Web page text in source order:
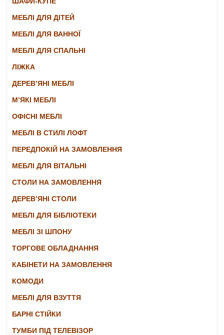
МЕБЛІ ДЛЯ ДІТЕЙ
МЕБЛІ ДЛЯ ВАННОЇ
МЕБЛІ ДЛЯ СПАЛЬНІ
ЛІЖКА
ДЕРЕВ’ЯНІ МЕБЛІ
М’ЯКІ МЕБЛІ
ОФІСНІ МЕБЛІ
МЕБЛІ В СТИЛІ ЛОФТ
ПЕРЕДПОКІЙ НА ЗАМОВЛЕННЯ
МЕБЛІ ДЛЯ ВІТАЛЬНІ
СТОЛИ НА ЗАМОВЛЕННЯ
ДЕРЕВ’ЯНІ СТОЛИ
МЕБЛІ ДЛЯ БІБЛІОТЕКИ
МЕБЛІ ЗІ ШПОНУ
ТОРГОВЕ ОБЛАДНАННЯ
КАБІНЕТИ НА ЗАМОВЛЕННЯ
КОМОДИ
МЕБЛІ ДЛЯ ВЗУТТЯ
БАРНІ СТІЙКИ
ТУМБИ ПІД ТЕЛЕВІЗОР